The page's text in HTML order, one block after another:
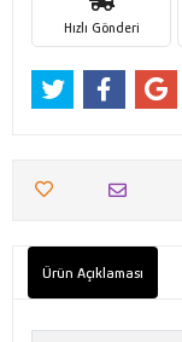
Hızlı Gönderi
Ürün Açıklaması